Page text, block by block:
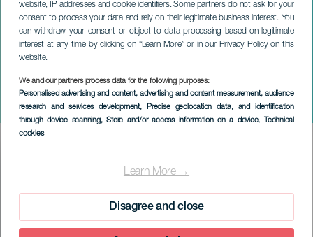
website, IP addresses and cookie identifiers. Some partners do not ask for your
consent to process your data and rely on their legitimate business interest. You
can withdraw your consent or object to data processing based on legitimate
interest at any time by clicking on “Learn More” or in our Privacy Policy on this
website.
We and our partners process data for the following purposes:
Personalised advertising and content, advertising and content measurement, audience
research and services development, Precise geolocation data, and identification
through device scanning, Store and/or access information on a device, Technical
cookies
Learn More →
Disagree and close
Just 5 Brass
EL HIERRO